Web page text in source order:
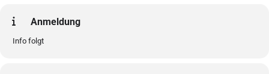
Anmeldung
Info folgt